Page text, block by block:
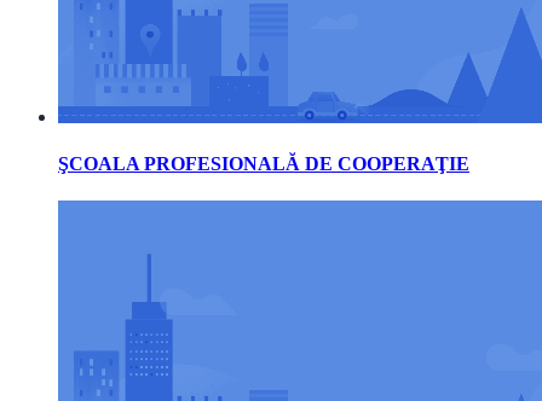
ŞCOALA PROFESIONALĂ DE COOPERAŢIE